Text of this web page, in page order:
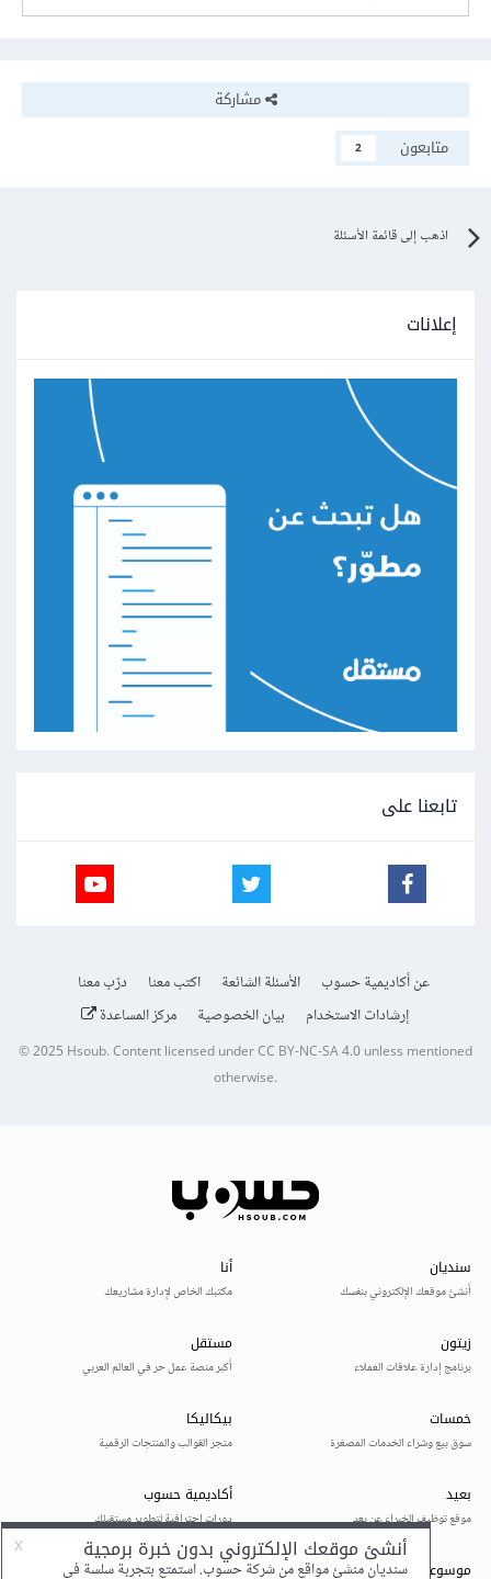
مشاركة
متابعون
2
اذهب إلى قائمة الأسئلة
إعلانات
تابعنا على
عن أكاديمية حسوب الأسئلة الشائعة اكتب معنا
درّب معنا
إرشادات الاستخدام
بيان الخصوصية مركز المساعدة
© 2025Hsoub.Content licensed underCC BY-NC-SA 4.0unless mentioned
otherwise.